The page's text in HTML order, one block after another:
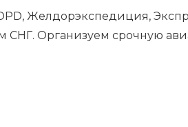
Желдорэкспедиция,
СНГ. Организуем срочную